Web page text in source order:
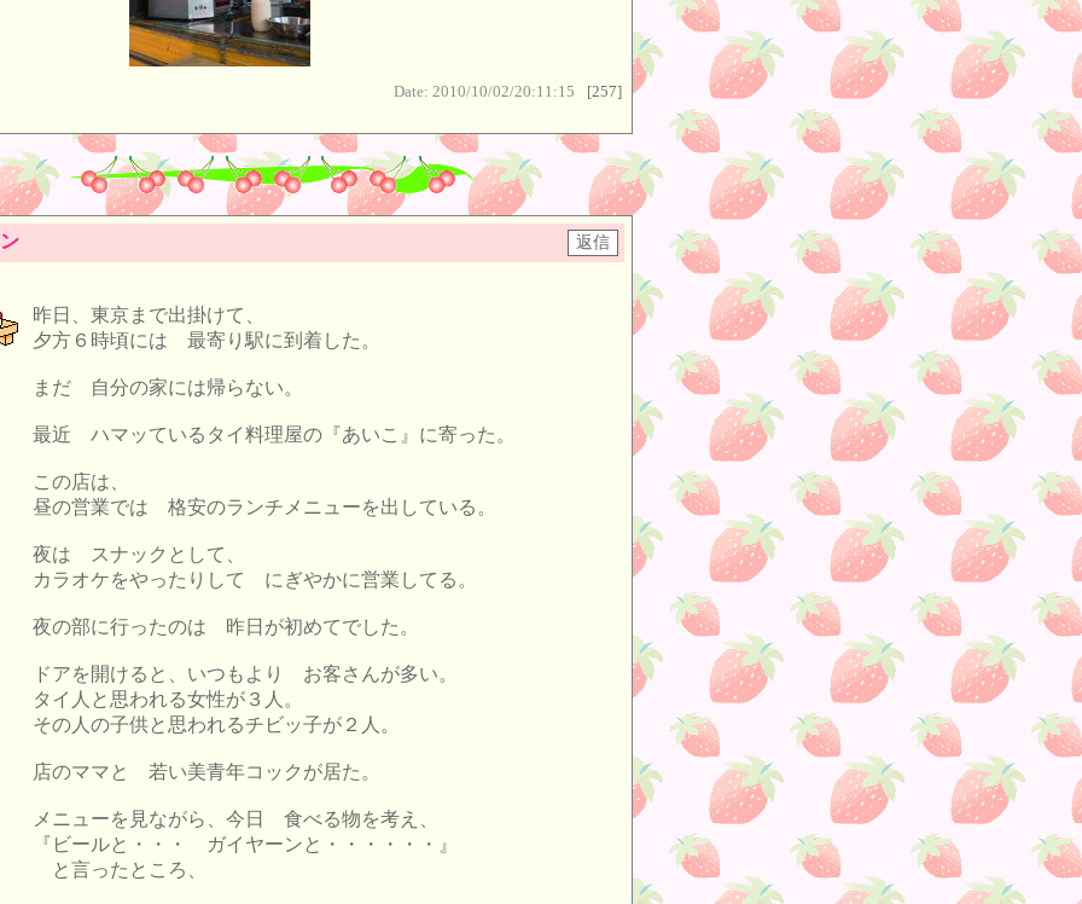
Date: 2010/10/02/20:11:15 [257]
昨日、東京まで出掛けて、
夕方６時頃には 最寄り駅に到着した。
まだ 自分の家には帰らない。
最近 ハマッているタイ料理屋の『あいこ』に寄った。
この店は、
昼の営業では 格安のランチメニューを出している。
夜は スナックとして、
カラオケをやったりして にぎやかに営業してる。
夜の部に行ったのは 昨日が初めてでした。
ドアを開けると、いつもより お客さんが多い。
タイ人と思われる女性が３人。
その人の子供と思われるチビッ子が２人。
店のママと 若い美青年コックが居た。
メニューを見ながら、今日 食べる物を考え、
『ビールと・・・ ガイヤーンと・・・・・・』
と言ったところ、